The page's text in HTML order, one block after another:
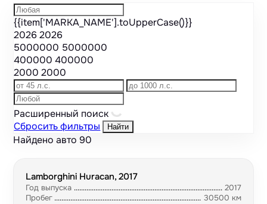
{{item['MARKA_NAME'].toUpperCase()}}
20262026
5000000 5000000
400000400000
20002000
Расширенный поиск
Сбросить фильтры
Найти
Найдено авто90
Lamborghini Huracan, 2017
Год выпуска
2017
Пробег
30500 км